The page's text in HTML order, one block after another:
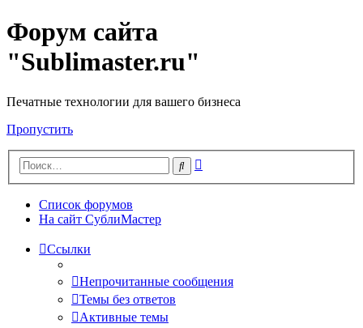
Форум сайта
"Sublimaster.ru"
Печатные технологии для вашего бизнеса
Пропустить
Поиск
Список форумов
На сайт СублиМастер
Ссылки
Непрочитанные сообщения
Темы без ответов
Активные темы